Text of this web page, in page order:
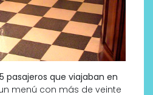
pasajeros que viajaban en
menú con más de veinte